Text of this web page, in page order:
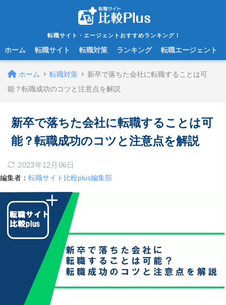
転職サイト・エージェントおすすめランキング！
ホーム 転職サイト 転職対策 ランキング 転職エージェント
ホーム 転職対策
新卒で落ちた会社に転職することは可
能？転職成功のコツと注意点を解説
新卒で落ちた会社に転職することは可
能？転職成功のコツと注意点を解説
2023年12月06日
編集者： 転職サイト比較plus編集部